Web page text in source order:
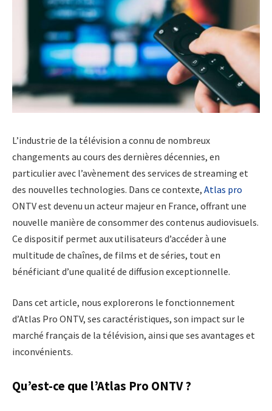
L’industrie de la télévision a connu de nombreux
changements au cours des dernières décennies, en
particulier avec l’avènement des services de streaming et
des nouvelles technologies. Dans ce contexte, Atlas pro
ONTV est devenu un acteur majeur en France, offrant une
nouvelle manière de consommer des contenus audiovisuels.
Ce dispositif permet aux utilisateurs d’accéder à une
multitude de chaînes, de films et de séries, tout en
bénéficiant d’une qualité de diffusion exceptionnelle.
Dans cet article, nous explorerons le fonctionnement
d’Atlas Pro ONTV, ses caractéristiques, son impact sur le
marché français de la télévision, ainsi que ses avantages et
inconvénients.
Qu’est-ce que l’Atlas Pro ONTV ?